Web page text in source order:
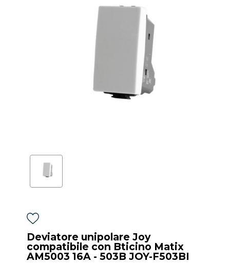
Deviatore unipolare Joy
compatibile con Bticino Matix
AM5003 16A - 503B JOY-F503BI